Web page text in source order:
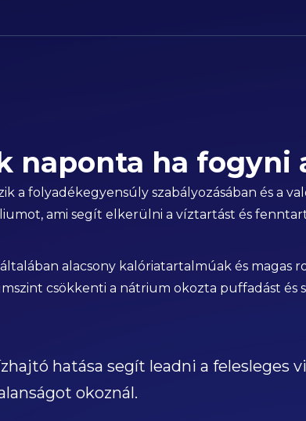
naponta ha fogyni
a folyadékegyensúly szabályozásában és a
ami segít elkerülni a víztartást és
alacsony kalóriatartalmúak és magas
csökkenti a nátrium okozta puffadást és
hatása segít leadni a felesleges
okoznál.